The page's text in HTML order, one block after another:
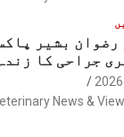
رضوان بشیر
جراحی کا
News &